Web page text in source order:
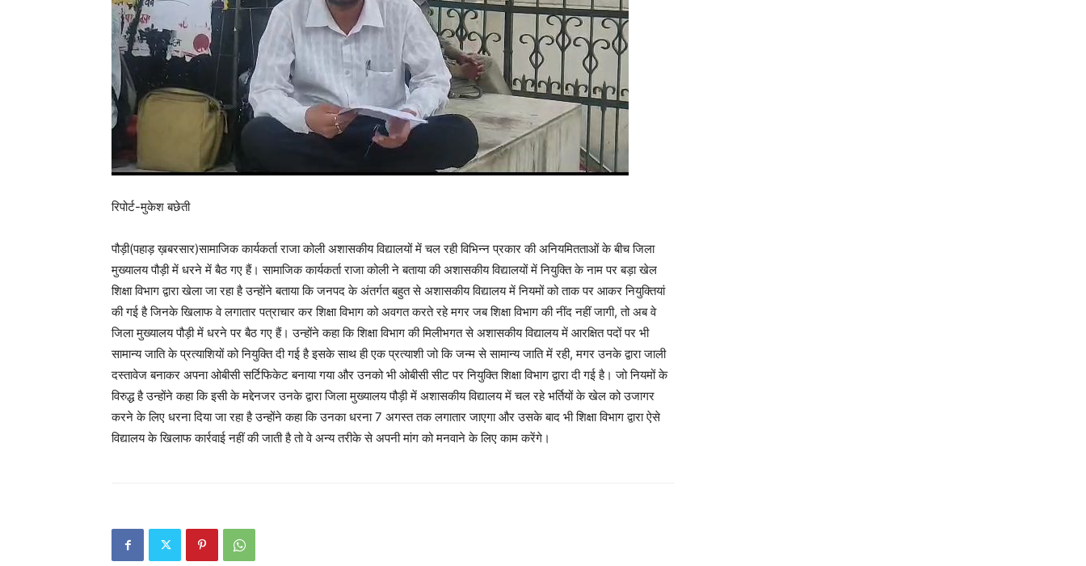
रिपोर्ट-मुकेश बछेती
पौड़ी(पहाड़ ख़बरसार)सामाजिक कार्यकर्ता राजा कोली अशासकीय विद्यालयों में चल रही विभिन्न प्रकार की अनियमितताओं के बीच जिला
मुख्यालय पौड़ी में धरने में बैठ गए हैं। सामाजिक कार्यकर्ता राजा कोली ने बताया की अशासकीय विद्यालयों में नियुक्ति के नाम पर बड़ा खेल
शिक्षा विभाग द्वारा खेला जा रहा है उन्होंने बताया कि जनपद के अंतर्गत बहुत से अशासकीय विद्यालय में नियमों को ताक पर आकर नियुक्तियां
की गई है जिनके खिलाफ वे लगातार पत्राचार कर शिक्षा विभाग को अवगत करते रहे मगर जब शिक्षा विभाग की नींद नहीं जागी, तो अब वे
जिला मुख्यालय पौड़ी में धरने पर बैठ गए हैं। उन्होंने कहा कि शिक्षा विभाग की मिलीभगत से अशासकीय विद्यालय में आरक्षित पदों पर भी
सामान्य जाति के प्रत्याशियों को नियुक्ति दी गई है इसके साथ ही एक प्रत्याशी जो कि जन्म से सामान्य जाति में रही, मगर उनके द्वारा जाली
दस्तावेज बनाकर अपना ओबीसी सर्टिफिकेट बनाया गया और उनको भी ओबीसी सीट पर नियुक्ति शिक्षा विभाग द्वारा दी गई है। जो नियमों के
विरुद्ध है उन्होंने कहा कि इसी के मद्देनजर उनके द्वारा जिला मुख्यालय पौड़ी में अशासकीय विद्यालय में चल रहे भर्तियों के खेल को उजागर
करने के लिए धरना दिया जा रहा है उन्होंने कहा कि उनका धरना 7 अगस्त तक लगातार जाएगा और उसके बाद भी शिक्षा विभाग द्वारा ऐसे
विद्यालय के खिलाफ कार्रवाई नहीं की जाती है तो वे अन्य तरीके से अपनी मांग को मनवाने के लिए काम करेंगे।